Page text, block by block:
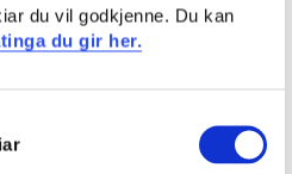
du vil godkjenne. Du kan
du gir her.
Anne Rakstad Pettersen, Elin